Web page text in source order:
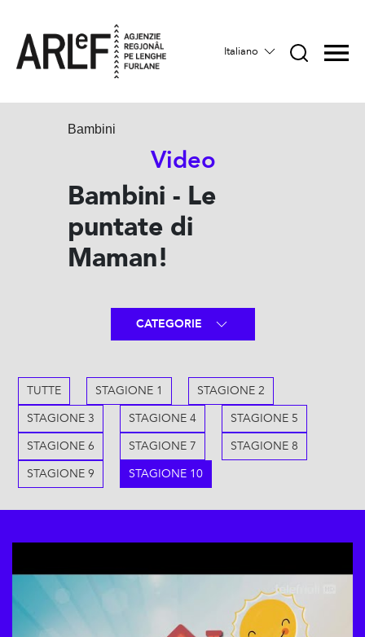
Italiano
Bambini
Video
Bambini - Le
puntate di
Maman!
CATEGORIE
TUTTE STAGIONE 1
STAGIONE 2
STAGIONE 3
STAGIONE 4
STAGIONE 5
STAGIONE 6
STAGIONE 7
STAGIONE 8
STAGIONE 9
STAGIONE 10